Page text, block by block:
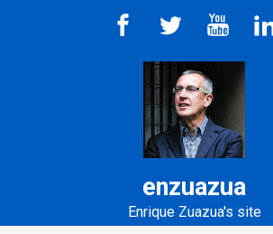
Skip to main content
enzuazua
Enrique Zuazua's site